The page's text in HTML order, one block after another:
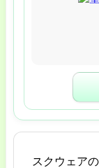
スクウェア